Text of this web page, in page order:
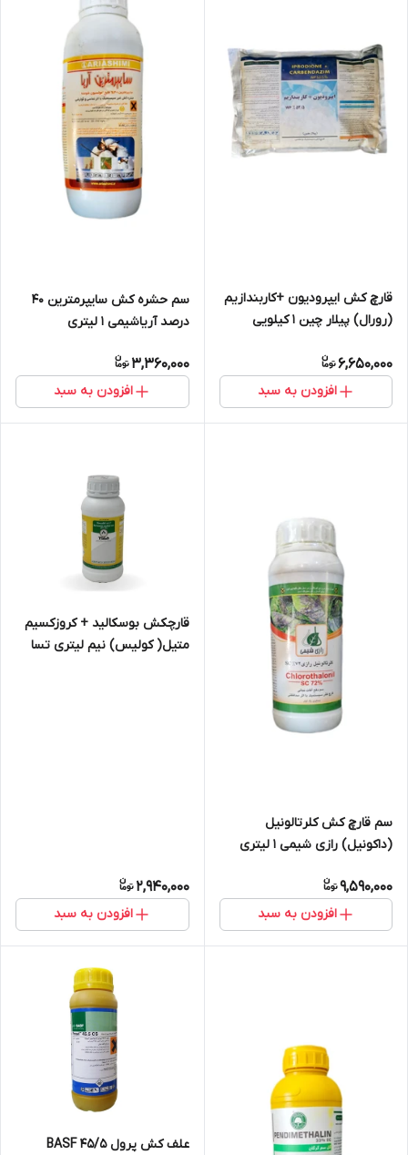
قارچ کش ایپرودیون +کاربندازیم
(رورال) پیلار چین 1 کیلویی
6,650,000
افزودن به سبد
سم حشره کش سایپرمترین 40
درصد آریاشیمی 1 لیتری
3,360,000
افزودن به سبد
سم قارچ کش کلرتالونیل
(داکونیل) رازی شیمی 1 لیتری
9,590,000
افزودن به سبد
قارچکش بوسکالید + کروزکسیم
متیل( کولیس) نیم لیتری تسا
2,940,000
افزودن به سبد
علف کش پرول 45/5 BASF